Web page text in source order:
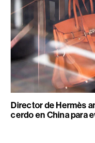
Director de Hermès
cerdo en China para